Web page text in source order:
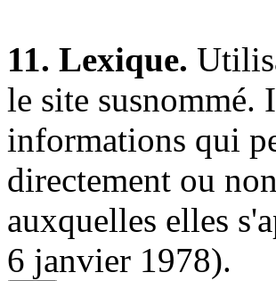
11. Lexique.
le site susnommé.
informations qui
directement ou
auxquelles elles
6 janvier 1978).